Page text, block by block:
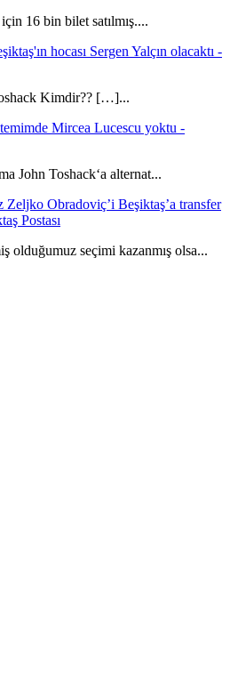
16 bin bilet satılmış....
hocası Sergen Yalçın olacaktı -
Kimdir?? […]...
Mircea Lucescu yoktu -
John Toshack‘a alternat...
Obradoviç’i Beşiktaş’a transfer
Postası
olduğumuz seçimi kazanmış olsa...